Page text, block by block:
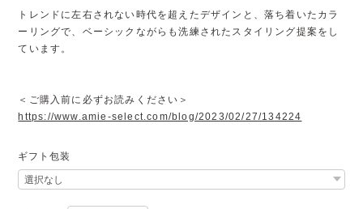
トレンドに左右されない時代を超えたデザインと、落ち着いたカラ
ーリングで、ベーシックながらも洗練されたスタイリング提案をし
ています。
＜ご購入前に必ずお読みください＞
https://www.amie-select.com/blog/2023/02/27/134224
ギフト包装